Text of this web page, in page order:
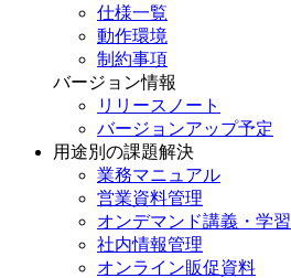
仕様一覧
動作環境
制約事項
バージョン情報
リリースノート
バージョンアップ予定
用途別の課題解決
業務マニュアル
営業資料管理
オンデマンド講義・学習
社内情報管理
オンライン販促資料